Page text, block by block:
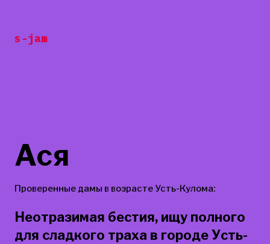
содержанию
s-jam
Ася
Проверенные дамы в возрасте Усть-Кулома:
Неотразимая бестия, ищу полного
для сладкого траха в городе Усть-